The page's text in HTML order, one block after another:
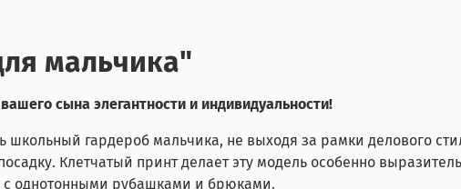
мальчика"
сына элегантности и индивидуальности!
школьный гардероб мальчика, не выходя за рамки делового
Клетчатый принт делает эту модель особенно
с однотонными рубашками и брюками.